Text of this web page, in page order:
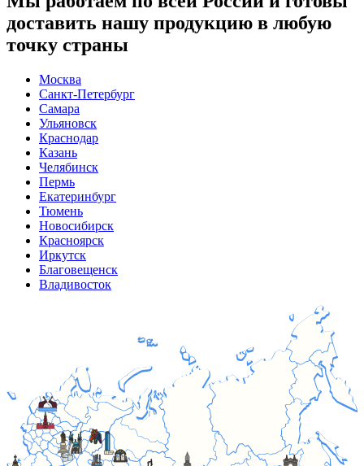
доставить нашу продукцию в любую
точку страны
Москва
Санкт-Петербург
Самара
Ульяновск
Краснодар
Казань
Челябинск
Пермь
Екатеринбург
Тюмень
Новосибирск
Красноярск
Иркутск
Благовещенск
Владивосток